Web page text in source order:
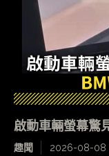
啟動車輛螢幕驚
趣聞 2026-08-08